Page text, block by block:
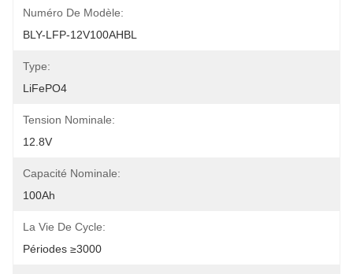
Numéro De Modèle:
BLY-LFP-12V100AHBL
Type:
LiFePO4
Tension Nominale:
12.8V
Capacité Nominale:
100Ah
La Vie De Cycle:
Périodes ≥3000